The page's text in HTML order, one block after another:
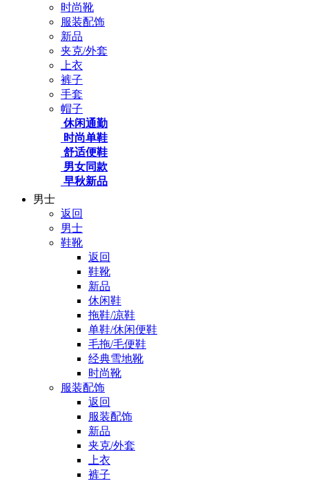
时尚靴
服装配饰
新品
夹克/外套
上衣
裤子
手套
帽子
休闲通勤
时尚单鞋
舒适便鞋
男女同款
早秋新品
男士
返回
男士
鞋靴
返回
鞋靴
新品
休闲鞋
拖鞋/凉鞋
单鞋/休闲便鞋
毛拖/毛便鞋
经典雪地靴
时尚靴
服装配饰
返回
服装配饰
新品
夹克/外套
上衣
裤子